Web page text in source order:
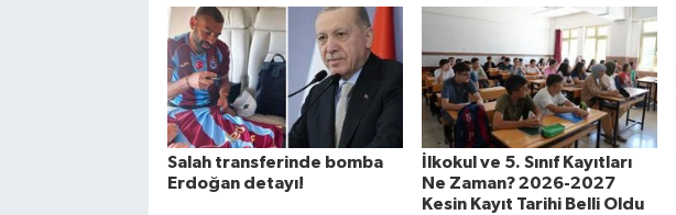
Salah transferinde bomba
Erdoğan detayı!
İlkokul ve 5. Sınıf Kayıtları
Ne Zaman? 2026-2027
Kesin Kayıt Tarihi Belli Oldu